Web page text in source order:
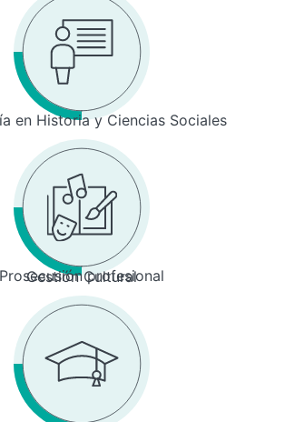
en Historia y Ciencias Sociales
Prosecusión profesional
Gestión Cultural